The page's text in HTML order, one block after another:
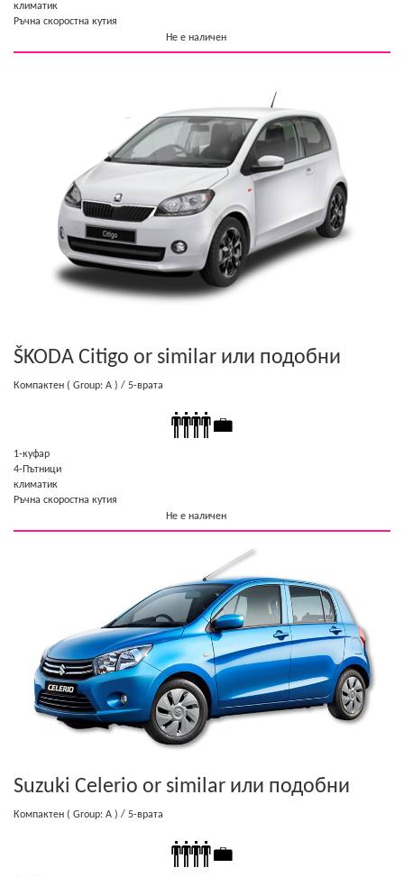
климатик
Ръчна скоростна кутия
Не е наличен
ŠKODA Citigo or similar или подобни
Компактен ( Group: A ) / 5-врата
1-куфар
4-Пътници
климатик
Ръчна скоростна кутия
Не е наличен
Suzuki Celerio or similar или подобни
Компактен ( Group: A ) / 5-врата